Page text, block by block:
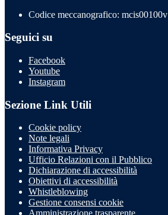
Codice meccanografico: mcis00100v
Seguici su
Facebook
Youtube
Instagram
Sezione Link Utili
Cookie policy
Note legali
Informativa Privacy
Ufficio Relazioni con il Pubblico
Dichiarazione di accessibilità
Obiettivi di accessibilità
Whistleblowing
Gestione consensi cookie